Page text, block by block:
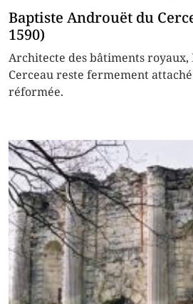
Baptiste Androuët du
1590)
Architecte des bâtiments
Cerceau reste fermement
réformée.